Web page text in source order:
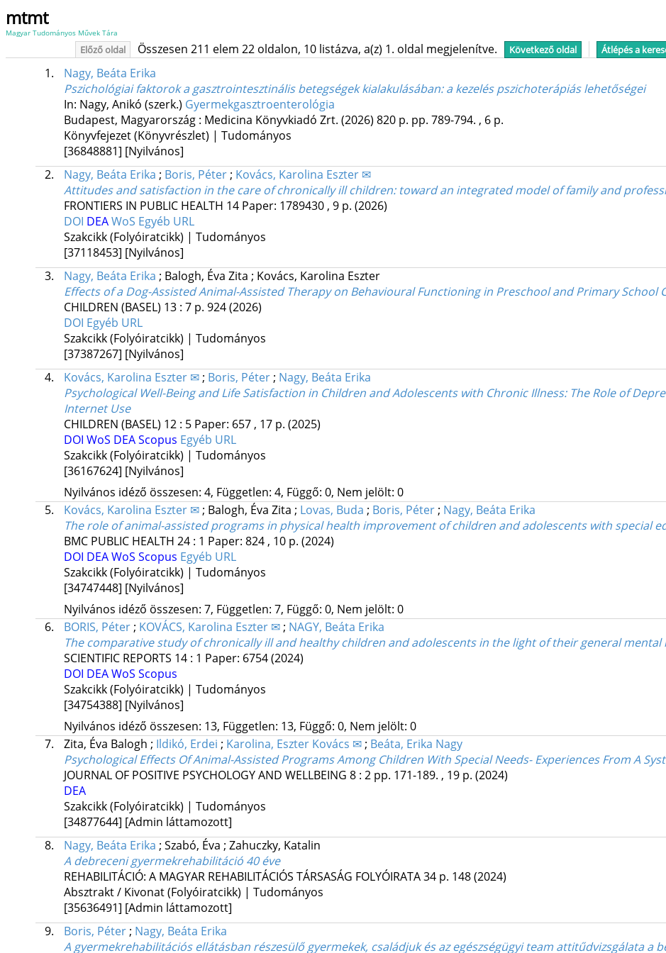
mtmt
Magyar Tudományos Művek Tára
Előző oldal Összesen 211 elem 22 oldalon, 10 listázva, a(z) 1. oldal megjelenítve. Következő oldal Átlépés a
1.
Nagy, Beáta Erika
Pszichológiai faktorok a gasztrointesztinális betegségek kialakulásában: a kezelés pszichoterápiás lehetőségei
In: Nagy, Anikó (szerk.) Gyermekgasztroenterológia
Budapest, Magyarország : Medicina Könyvkiadó Zrt. (2026) 820 p. pp. 789-794. , 6 p.
Könyvfejezet (Könyvrészlet) | Tudományos
[36848881] [Nyilvános]
2.
Nagy, Beáta Erika ; Boris, Péter; Kovács, Karolina Eszter ✉
Attitudes and satisfaction in the care of chronically ill children: toward an integrated model of family and
FRONTIERS IN PUBLIC HEALTH 14 Paper: 1789430 , 9 p. (2026)
DOI DEAWoS Egyéb URL
Szakcikk (Folyóiratcikk) | Tudományos
[37118453] [Nyilvános]
3.
Nagy, Beáta Erika ; Balogh, Éva Zita ; Kovács, Karolina Eszter
Effects of a Dog-Assisted Animal-Assisted Therapy on Behavioural Functioning in Preschool and Primary School
CHILDREN (BASEL) 13: 7 p. 924(2026)
DOI Egyéb URL
Szakcikk (Folyóiratcikk) | Tudományos
[37387267] [Nyilvános]
4.
Kovács, Karolina Eszter ✉; Boris, Péter; Nagy, Beáta Erika
Psychological Well-Being and Life Satisfaction in Children and Adolescents with Chronic Illness: The Role of
Internet Use
CHILDREN (BASEL) 12: 5 Paper: 657 , 17 p. (2025)
DOI WoS DEAScopus Egyéb URL
Szakcikk (Folyóiratcikk) | Tudományos
[36167624] [Nyilvános]
Nyilvános idéző összesen: 4, Független: 4, Függő: 0, Nem jelölt: 0
5.
Kovács, Karolina Eszter ✉; Balogh, Éva Zita ; Lovas, Buda ; Boris, Péter; Nagy, Beáta Erika
The role of animal-assisted programs in physical health improvement of children and adolescents with special
BMC PUBLIC HEALTH 24: 1 Paper: 824 , 10 p. (2024)
DOI DEAWoS Scopus Egyéb URL
Szakcikk (Folyóiratcikk) | Tudományos
[34747448] [Nyilvános]
Nyilvános idéző összesen: 7, Független: 7, Függő: 0, Nem jelölt: 0
6.
BORIS, Péter; KOVÁCS, Karolina Eszter ✉; NAGY, Beáta Erika
The comparative study of chronically ill and healthy children and adolescents in the light of their general mental
SCIENTIFIC REPORTS 14: 1 Paper: 6754(2024)
DOI DEAWoS Scopus
Szakcikk (Folyóiratcikk) | Tudományos
[34754388] [Nyilvános]
Nyilvános idéző összesen: 13, Független: 13, Függő: 0, Nem jelölt: 0
7.
Zita, Éva Balogh ; Ildikó, Erdei ; Karolina, Eszter Kovács ✉; Beáta, Erika Nagy
Psychological Effects Of Animal-Assisted Programs Among Children With Special Needs- Experiences From A
JOURNAL OF POSITIVE PSYCHOLOGY AND WELLBEING 8: 2 pp. 171-189. , 19 p. (2024)
DEA
Szakcikk (Folyóiratcikk) | Tudományos
[34877644] [Admin láttamozott]
8.
Nagy, Beáta Erika ; Szabó, Éva ; Zahuczky, Katalin
A debreceni gyermekrehabilitáció 40 éve
REHABILITÁCIÓ: A MAGYAR REHABILITÁCIÓS TÁRSASÁG FOLYÓIRATA34 p. 148(2024)
Absztrakt / Kivonat (Folyóiratcikk) | Tudományos
[35636491] [Admin láttamozott]
9.
Boris, Péter; Nagy, Beáta Erika
A gyermekrehabilitációs ellátásban részesülő gyermekek, családjuk és az egészségügyi team attitűdvizsgálata a